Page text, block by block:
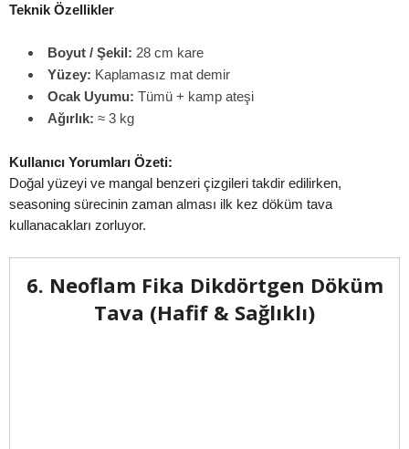
Teknik Özellikler
Boyut / Şekil: 28 cm kare
Yüzey: Kaplamasız mat demir
Ocak Uyumu: Tümü + kamp ateşi
Ağırlık: ≈ 3 kg
Kullanıcı Yorumları Özeti:
Doğal yüzeyi ve mangal benzeri çizgileri takdir edilirken,
seasoning sürecinin zaman alması ilk kez döküm tava
kullanacakları zorluyor.
6. Neoflam Fika Dikdörtgen Döküm
Tava (Hafif & Sağlıklı)